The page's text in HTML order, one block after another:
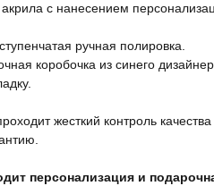
с нанесением
ручная полировка.
коробочка из синего
жесткий контроль
персонализация и